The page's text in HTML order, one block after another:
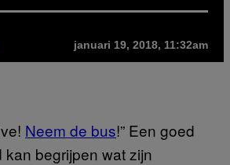
januari 19, 2018, 11:32am
Neem de bus!” Een goed
begrijpen wat zijn